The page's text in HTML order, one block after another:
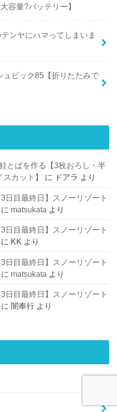
容量?バッテリー】
ンヤにハマってしまいま
ュピック85【折りたたみで
とばを作る【3枚おろし・半
カット】
に ドアラ より
日目最終日】スノーリゾート
に matsukata より
日目最終日】スノーリゾート
に KK より
日目最終日】スノーリゾート
に matsukata より
日目最終日】スノーリゾート
に闇奉行 より